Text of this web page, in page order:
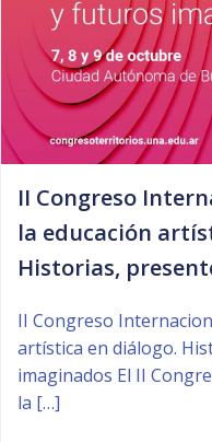
II Congreso
la educación
Historias,
II Congreso
artística en diálogo.
imaginados El II
la […]